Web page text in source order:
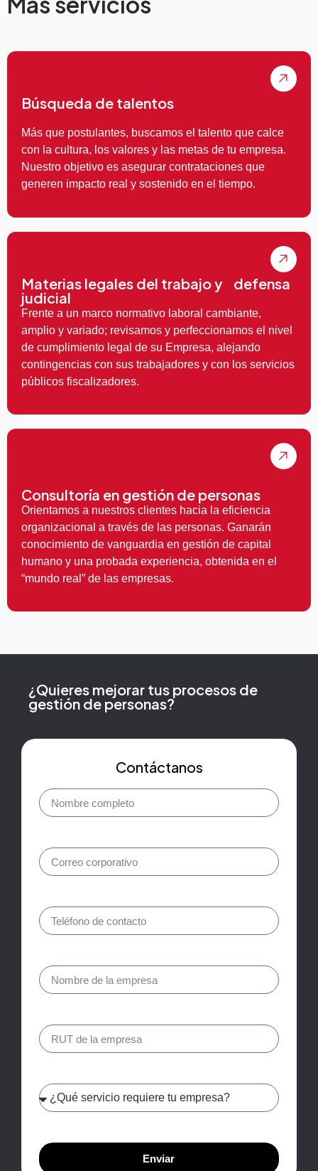
Búsqueda de talentos
Más que postulantes, buscamos el talento que calce
con la cultura, los valores y las metas de tu empresa.
Nuestro objetivo es asegurar contrataciones que
generen impacto real y sostenido en el tiempo.
Materias legales del trabajo y defensa
judicial
Frente a un marco normativo laboral cambiante,
amplio y variado; revisamos y perfeccionamos el nivel
de cumplimiento legal de su Empresa, alejando
contingencias con sus trabajadores y con los servicios
públicos fiscalizadores.
Consultoría en gestión de personas
Orientamos a nuestros clientes hacia la eficiencia
organizacional a través de las personas. Ganarán
conocimiento de vanguardia en gestión de capital
humano y una probada experiencia, obtenida en el
“mundo real” de las empresas.
¿Quieres mejorar tus procesos de
gestión de personas?
Contáctanos
Enviar